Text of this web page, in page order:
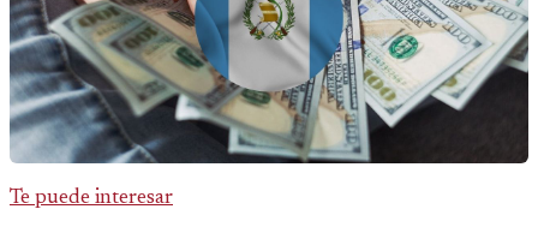
Te puede interesar